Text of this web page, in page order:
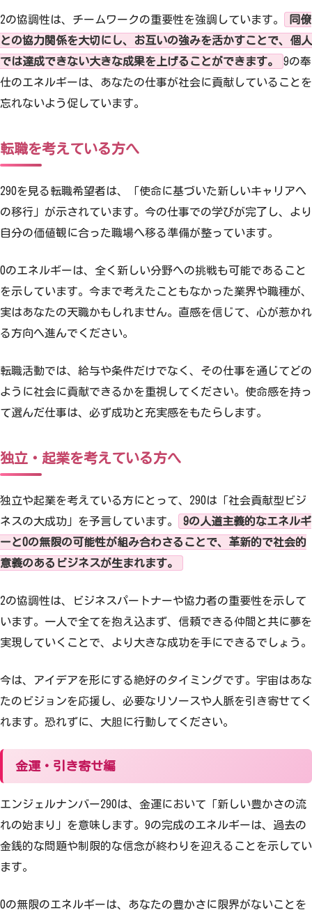
2の協調性は、チームワークの重要性を強調しています。
同僚
との協力関係を大切にし、お互いの強みを活かすことで、個人
では達成できない大きな成果を上げることができます。
9の奉
仕のエネルギーは、あなたの仕事が社会に貢献していることを
忘れないよう促しています。
転職を考えている方へ
290を見る転職希望者は、「使命に基づいた新しいキャリアへ
の移行」が示されています。今の仕事での学びが完了し、より
自分の価値観に合った職場へ移る準備が整っています。
0のエネルギーは、全く新しい分野への挑戦も可能であること
を示しています。今まで考えたこともなかった業界や職種が、
実はあなたの天職かもしれません。直感を信じて、心が惹かれ
る方向へ進んでください。
転職活動では、給与や条件だけでなく、その仕事を通じてどの
ように社会に貢献できるかを重視してください。使命感を持っ
て選んだ仕事は、必ず成功と充実感をもたらします。
独立・起業を考えている方へ
独立や起業を考えている方にとって、290は「社会貢献型ビジ
ネスの大成功」を予言しています。
9の人道主義的なエネルギ
ーと0の無限の可能性が組み合わさることで、革新的で社会的
意義のあるビジネスが生まれます。
2の協調性は、ビジネスパートナーや協力者の重要性を示して
います。一人で全てを抱え込まず、信頼できる仲間と共に夢を
実現していくことで、より大きな成功を手にできるでしょう。
今は、アイデアを形にする絶好のタイミングです。宇宙はあな
たのビジョンを応援し、必要なリソースや人脈を引き寄せてく
れます。恐れずに、大胆に行動してください。
金運・引き寄せ編
エンジェルナンバー290は、金運において「新しい豊かさの流
れの始まり」を意味します。9の完成のエネルギーは、過去の
金銭的な問題や制限的な信念が終わりを迎えることを示してい
ます。
0の無限のエネルギーは、あなたの豊かさに限界がないことを